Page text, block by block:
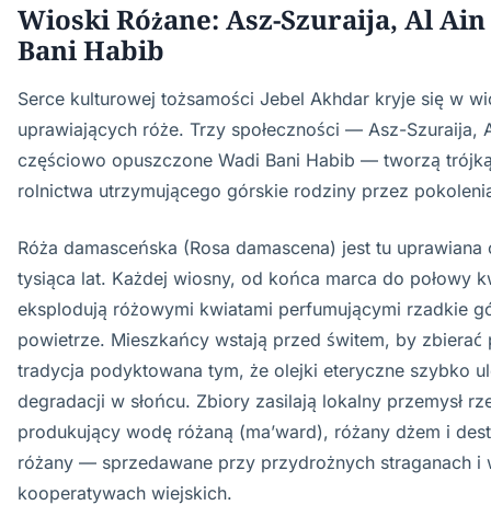
Wioski Różane: Asz-Szuraija, Al
Bani Habib
Serce kulturowej tożsamości Jebel Akhdar kryje się w
uprawiających róże. Trzy społeczności — Asz-Szuraija,
częściowo opuszczone Wadi Bani Habib — tworzą
rolnictwa utrzymującego górskie rodziny przez
Róża damasceńska (Rosa damascena) jest tu
tysiąca lat. Każdej wiosny, od końca marca do połowy
eksplodują różowymi kwiatami perfumującymi rzadkie
powietrze. Mieszkańcy wstają przed świtem, by zbierać
tradycja podyktowana tym, że olejki eteryczne szybko
degradacji w słońcu. Zbiory zasilają lokalny przemysł
produkujący wodę różaną (ma’ward), różany dżem i
różany — sprzedawane przy przydrożnych straganach i
kooperatywach wiejskich.